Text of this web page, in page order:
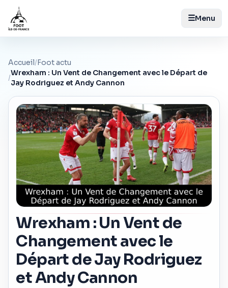
☰Menu
Accueil/Foot actu
/
Wrexham : Un Vent de Changement avec le Départ de
Jay Rodriguez et Andy Cannon
Wrexham : Un Vent de
Changement avec le
Départ de Jay Rodriguez
et Andy Cannon